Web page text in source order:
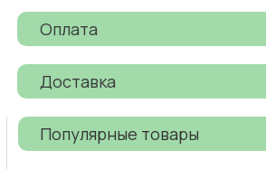
Оплата
Доставка
Популярные товары